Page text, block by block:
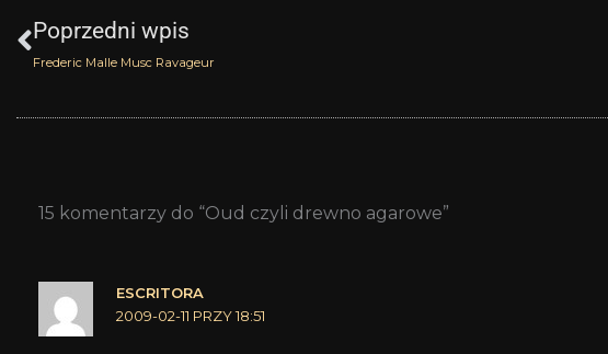
Poprzedni wpis
Frederic Malle Musc Ravageur
15 komentarzy do “Oud czyli drewno agarowe”
ESCRITORA
2009-02-11 PRZY 18:51